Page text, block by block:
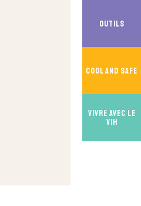
Outils
Cool And Safe
Vivre avec le
VIH